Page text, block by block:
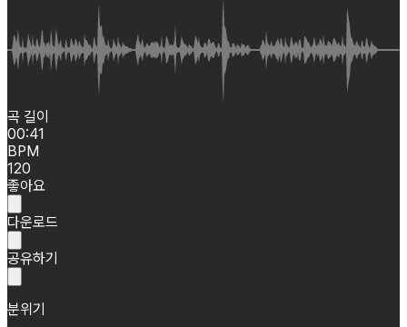
곡 길이
00:41
BPM
120
좋아요
다운로드
공유하기
분위기